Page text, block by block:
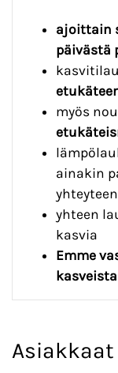
ajoittain
päivästä
myös
ainakin
yhteyteen
yhteen
kasvia
Emme
kasveista